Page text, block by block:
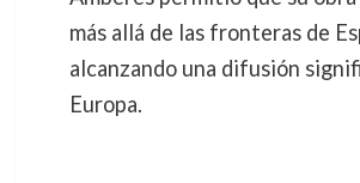
más allá de las fronteras de
alcanzando una difusión
Europa.